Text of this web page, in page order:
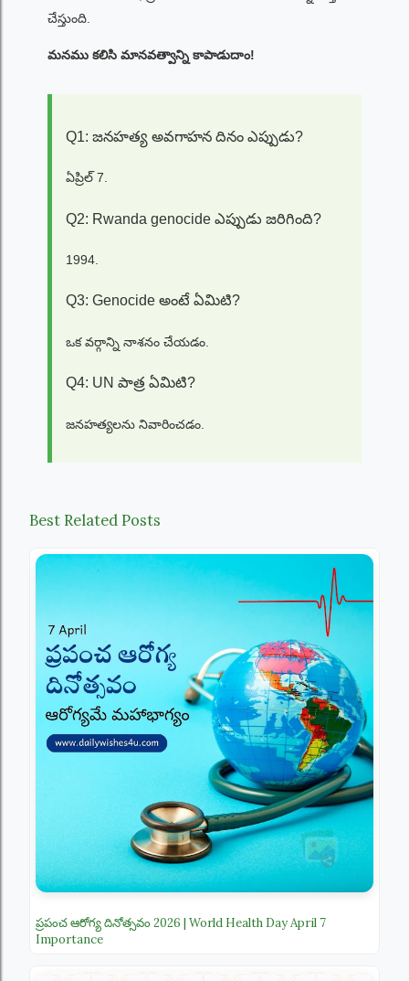
చేస్తుంది.
మనము కలిసి మానవత్వాన్ని కాపాడుదాం!
Q1: జనహత్య అవగాహన దినం ఎప్పుడు?
ఏప్రిల్ 7.
Q2: Rwanda genocide ఎప్పుడు జరిగింది?
1994.
Q3: Genocide అంటే ఏమిటి?
ఒక వర్గాన్ని నాశనం చేయడం.
Q4: UN పాత్ర ఏమిటి?
జనహత్యలను నివారించడం.
Best Related Posts
ప్రపంచ ఆరోగ్య దినోత్సవం 2026 | World Health Day April 7
Importance